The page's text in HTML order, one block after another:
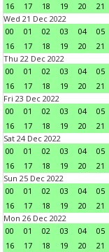
16
17 18 19 20 21
Wed 21 Dec 2022
00
01 02 03 04 05
16
17 18 19 20 21
Thu 22 Dec 2022
00
01 02 03 04 05
16
17 18 19 20 21
Fri 23 Dec 2022
00
01 02 03 04 05
16
17 18 19 20 21
Sat 24 Dec 2022
00
01 02 03 04 05
16
17 18 19 20 21
Sun 25 Dec 2022
00
01 02 03 04 05
16
17 18 19 20 21
Mon 26 Dec 2022
00
01 02 03 04 05
16
17 18 19 20 21